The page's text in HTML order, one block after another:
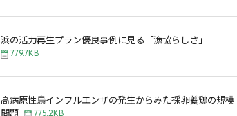
浜の活力再生プラン優良事例に見る「漁協らしさ」
779.7KB
高病原性鳥インフルエンザの発生からみた採卵養鶏の規模
問題
775.2KB